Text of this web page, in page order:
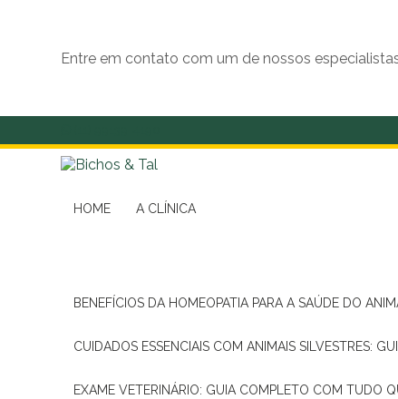
Entre em contato com um de nossos
HOME A CLÍNICA
BENEFÍCIOS DA HOMEOPATIA PARA A SAÚDE DO
CUIDADOS ESSENCIAIS COM ANIMAIS SILVESTRES:
EXAME VETERINÁRIO: GUIA COMPLETO COM TUDO